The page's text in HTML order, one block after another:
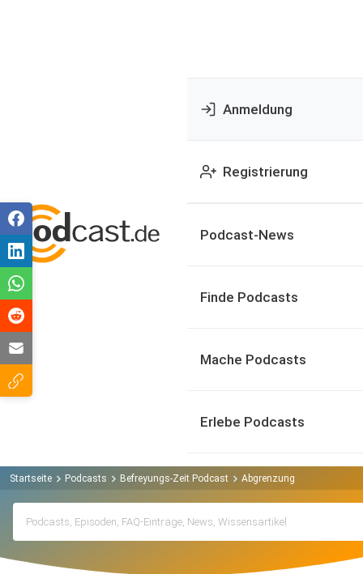
Anmeldung
Registrierung
Podcast-News
Finde Podcasts
Mache Podcasts
Erlebe Podcasts
Startseite Podcasts Befreyungs-Zeit Podcast Abgrenzung